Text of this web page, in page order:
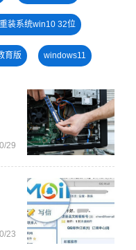
装系统win10 32位
育版 windows11
win11最低硬件要求
29
23